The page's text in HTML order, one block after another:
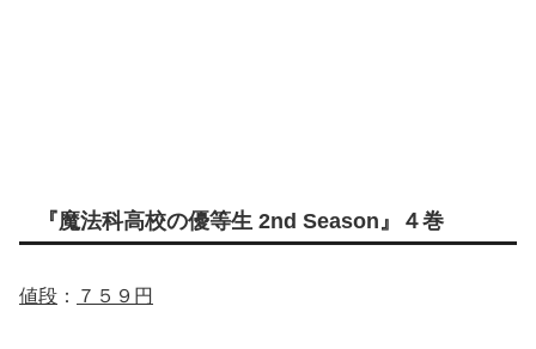
『魔法科高校の優等生 2nd Season』４巻
値段 ： ７５９円